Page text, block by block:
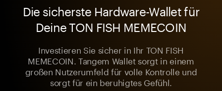
Die sicherste Hardware-Wallet für
Deine TON FISH MEMECOIN
Investieren Sie sicher in Ihr TON FISH
MEMECOIN. Tangem Wallet sorgt in einem
großen Nutzerumfeld für volle Kontrolle und
sorgt für ein beruhigtes Gefühl.